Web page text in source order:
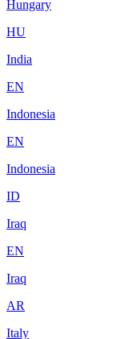
Hungary
HU
India
EN
Indonesia
EN
Indonesia
ID
Iraq
EN
Iraq
AR
Italy